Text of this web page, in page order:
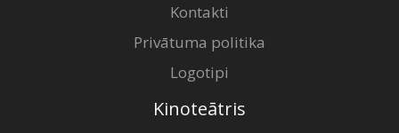
Kontakti
Privātuma politika
Logotipi
Kinoteātris